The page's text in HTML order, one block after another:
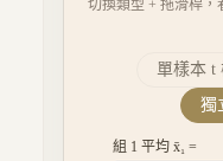
切換類型 + 拖滑桿，
單樣本 t
獨
組 1 平均 x̄₁ =